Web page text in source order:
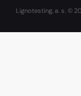
Lignotesting, a. s. ©